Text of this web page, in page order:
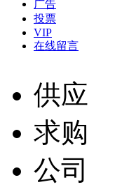
广告
投票
VIP
在线留言
供应
求购
公司